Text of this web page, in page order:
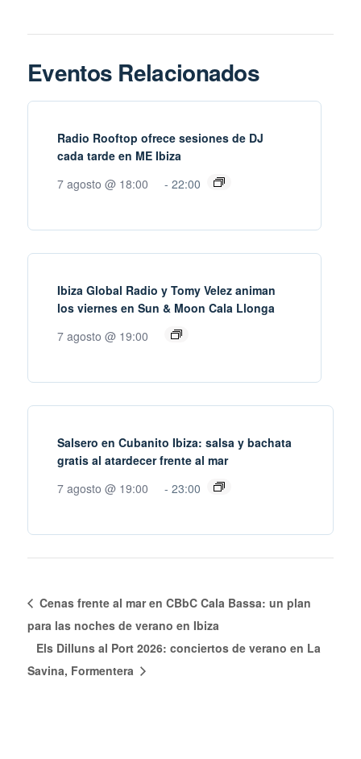
Eventos Relacionados
Radio Rooftop ofrece sesiones de DJ
cada tarde en ME Ibiza
7 agosto @ 18:00
- 22:00
Ibiza Global Radio y Tomy Velez animan
los viernes en Sun & Moon Cala Llonga
7 agosto @ 19:00
Salsero en Cubanito Ibiza: salsa y bachata
gratis al atardecer frente al mar
7 agosto @ 19:00
- 23:00
Cenas frente al mar en CBbC Cala Bassa: un plan
para las noches de verano en Ibiza
Els Dilluns al Port 2026: conciertos de verano en La
Savina, Formentera